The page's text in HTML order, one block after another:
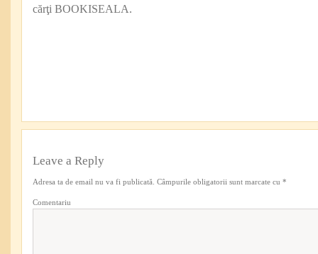
cărţi BOOKISEALA.
Leave a Reply
Adresa ta de email nu va fi publicată. Câmpurile obligatorii sunt marcate cu *
Comentariu